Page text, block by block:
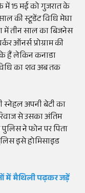
में 15 मई को गुजरात के
की स्टूडेंट विधि मेघा
में तीन साल का बिजनेस
ऑनर्स प्रोग्राम की
हैं लेकिन कनाडा
का शव अब तक
स्नेहल अपनी बेटी का
से उसका अंतिम
ने फोन पर पिता
इसे होमिसाइड
में मैथिली पढ़कर जड़ें